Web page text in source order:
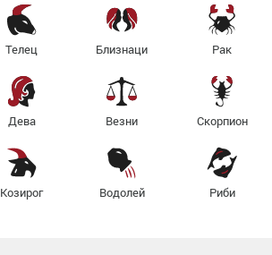
Телец Близнаци Рак
Дева Везни Скорпион
Козирог Водолей Риби